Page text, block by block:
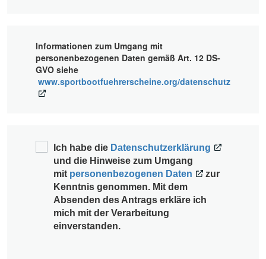
Informationen zum Umgang mit
personenbezogenen Daten gemäß Art. 12 DS-
GVO siehe
www.sportbootfuehrerscheine.org/datenschutz
Ich habe die Datenschutzerklärung
und die Hinweise zum Umgang
mit personenbezogenen Daten
zur
Kenntnis genommen. Mit dem
Absenden des Antrags erkläre ich
mich mit der Verarbeitung
einverstanden.